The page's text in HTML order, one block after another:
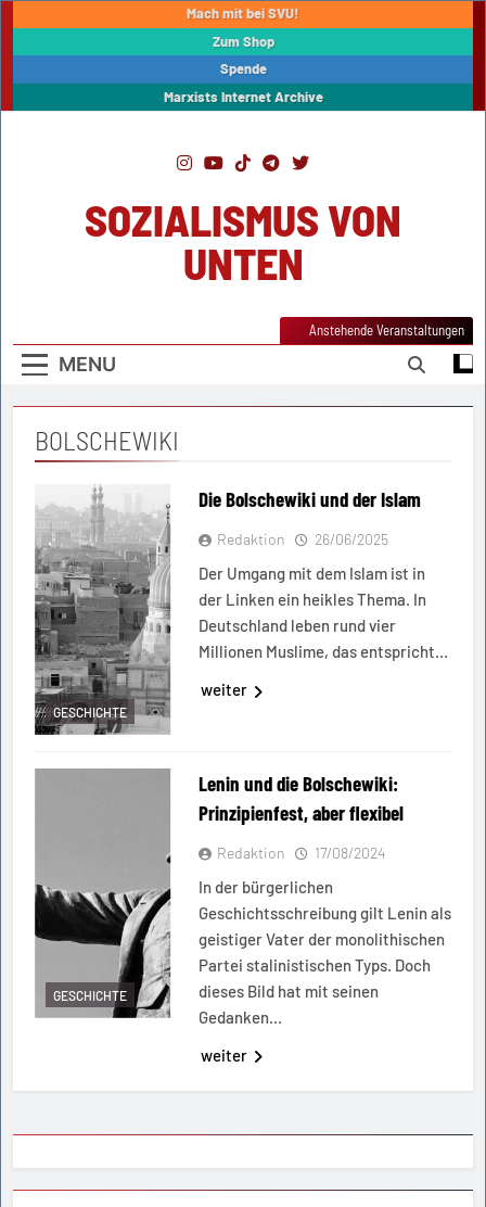
Mach mit bei SVU!
Zum Shop
Spende
Marxists Internet Archive
SOZIALISMUS VON
UNTEN
MENU
Anstehende Veranstaltungen
BOLSCHEWIKI
GESCHICHTE
Die Bolschewiki und der Islam
Redaktion 26/06/2025
Der Umgang mit dem Islam ist in
der Linken ein heikles Thema. In
Deutschland leben rund vier
Millionen Muslime, das entspricht…
weiter
GESCHICHTE
Lenin und die Bolschewiki:
Prinzipienfest, aber flexibel
Redaktion 17/08/2024
In der bürgerlichen
Geschichtsschreibung gilt Lenin als
geistiger Vater der monolithischen
Partei stalinistischen Typs. Doch
dieses Bild hat mit seinen
Gedanken…
weiter